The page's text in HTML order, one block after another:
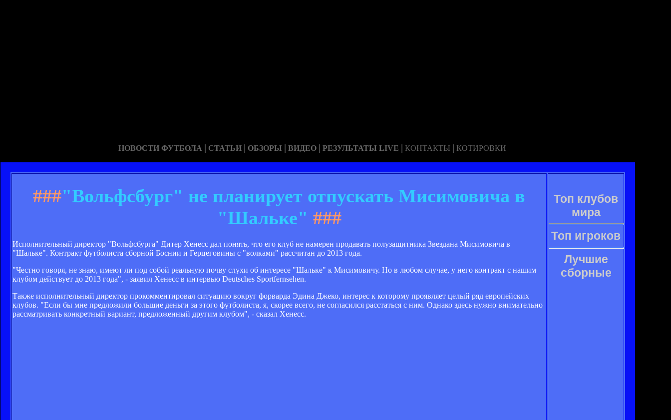
НОВОСТИ ФУТБОЛА | СТАТЬИ | ОБЗОРЫ | ВИДЕО | РЕЗУЛЬТАТЫ LIVE | КОНТАКТЫ | КОТИРОВКИ
###"Вольфсбург" не планирует отпускать Мисимовича в
"Шальке" ###
Исполнительный директор "Вольфсбурга" Дитер Хенесс дал понять, что его клуб не намерен продавать полузащитника Звездана Мисимовича в
"Шальке". Контракт футболиста сборной Боснии и Герцеговины с "волками" рассчитан до 2013 года.
"Честно говоря, не знаю, имеют ли под собой реальную почву слухи об интересе "Шальке" к Мисимовичу. Но в любом случае, у него контракт с нашим
клубом действует до 2013 года", - заявил Хенесс в интервью Deutsches Sportfernsehen.
Также исполнительный директор прокомментировал ситуацию вокруг форварда Эдина Джеко, интерес к которому проявляет целый ряд европейских
клубов. "Если бы мне предложили большие деньги за этого футболиста, я, скорее всего, не согласился расстаться с ним. Однако здесь нужно внимательно
рассматривать конкретный вариант, предложенный другим клубом", - сказал Хенесс.
Топ клубов
мира
Топ игроков
Лучшие
сборные